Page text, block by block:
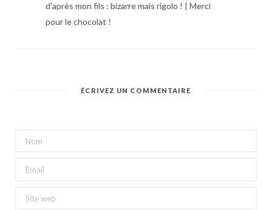
d'après mon fils : bizarre mais rigolo ! | Merci
pour le chocolat !
ÉCRIVEZ UN COMMENTAIRE